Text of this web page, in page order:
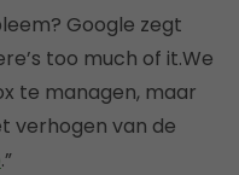
Google zegt
too much of it.We
te managen, maar
verhogen van de
.”